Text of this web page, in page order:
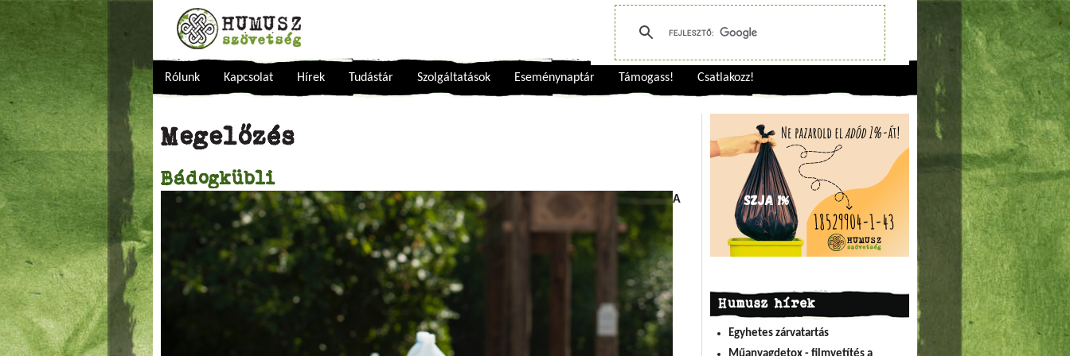
Rólunk Kapcsolat Hírek Tudástár Szolgáltatások Eseménynaptár Támogass! Csatlakozz!
Megelőzés
Bádogkübli
A
Humusz hírek
Egyhetes zárvatartás